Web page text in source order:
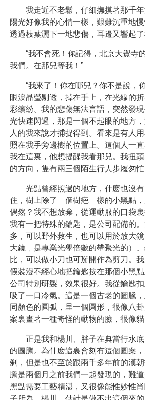
我走近不老鬆，仔細撫摸著那千年
陽光好像我的心情一樣，艱難沉重地慢
透過枝葉灑下一地悲傷，耳邊又響起了
“我不會死！你記得，北京大覺寺
我們。在那兒等我！”
“我來了！你在哪兒？你不是說，
眼淚晶瑩剔透，掉在手上，在光線的
彩繽紛。我的悲傷無法言語，突然發
光快速閃過，那是一個不起眼的地方
人的我來說才捕捉得到。看來是有人
照在我手旁邊樹的位置上。這個人一
我在這裏，他想提醒我看那兒。我扭
的方向，隻有兩三個陌生行人步履匆忙
光點曾經照過的地方，什麽也沒
住，樹上除了一個樹疤一樣的小黑點
偶然？我不想放棄，從運動服的口袋裏
我有一把特殊的鑰匙，是公司配備的
多，可以野外救生，也可以用於放大
大鏡，是專業光學倍數的帶聚光的）
比，可以做小刀也可掰開作為剪刀。
假裝漫不經心地把鑰匙按在那個小黑
公司特別研製，效果很好。我從鑰匙
吸了一口冷氣。這是一個古老的圖騰
同顏色的圓弧，呈一個圓形，很像八
案裏畫著一種奇怪的動物的臉，很像貓
正是我和楊川、胖子在典當行水
的圖騰。為什麽這裏會刻有這個圖案
刹，但是也不至於跟兩千多年前的漢
騰是兩個月之前我們一起發現的，難
黑點需要工藝精湛，又很像能惟妙惟
子所為。楊川，估計是做不出這個來